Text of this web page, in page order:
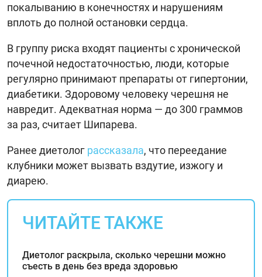
покалыванию в конечностях и нарушениям
вплоть до полной остановки сердца.
В группу риска входят пациенты с хронической
почечной недостаточностью, люди, которые
регулярно принимают препараты от гипертонии,
диабетики. Здоровому человеку черешня не
навредит. Адекватная норма — до 300 граммов
за раз, считает Шипарева.
Ранее диетолог рассказала, что переедание
клубники может вызвать вздутие, изжогу и
диарею.
ЧИТАЙТЕ ТАКЖЕ
Диетолог раскрыла, сколько черешни можно
съесть в день без вреда здоровью